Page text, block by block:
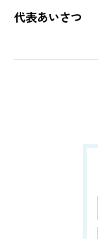
代表あいさつ